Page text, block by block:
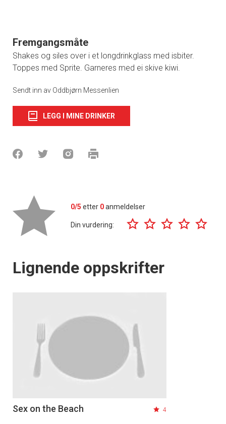
Fremgangsmåte
Shakes og siles over i et longdrinkglass med isbiter.
Toppes med Sprite. Garneres med ei skive kiwi.
Sendt inn av Oddbjørn Messenlien
LEGG I MINE DRINKER
0/5 etter 0anmeldelser
Din vurdering:
Lignende oppskrifter
Sex on the Beach 4